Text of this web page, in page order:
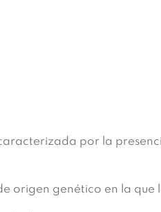
por la
origen genético en la que